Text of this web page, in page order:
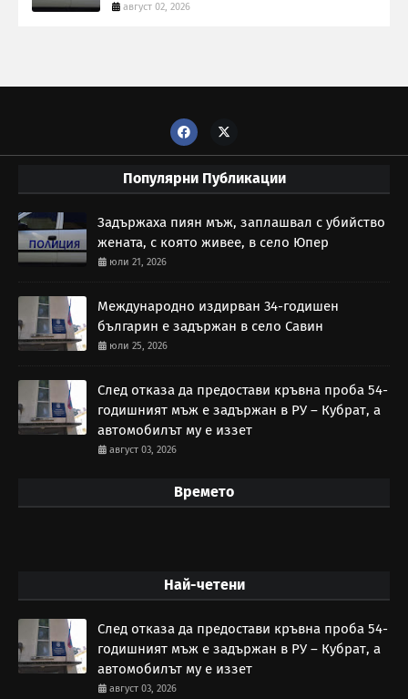
август 02, 2026
Популярни Публикации
Задържаха пиян мъж, заплашвал с убийство
жената, с която живее, в село Юпер
юли 21, 2026
Международно издирван 34-годишен
българин е задържан в село Савин
юли 25, 2026
След отказа да предостави кръвна проба 54-
годишният мъж е задържан в РУ – Кубрат, а
автомобилът му е иззет
август 03, 2026
Времето
Най-четени
След отказа да предостави кръвна проба 54-
годишният мъж е задържан в РУ – Кубрат, а
автомобилът му е иззет
август 03, 2026